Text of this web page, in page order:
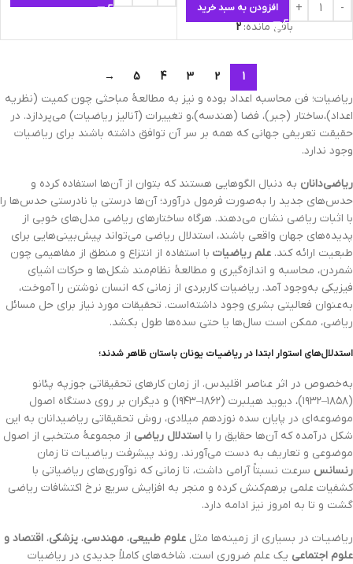
افزودن به سبد خرید
باقی مانده:2
1
2
3
4
5
→
ریاضیات؛ فن محاسبه اعداد بوده و نیز به مطالعهٔ مباحثی چون کمیت (نظریه
اعداد)،ساختار (جبر)، فضا (هندسه)،و تغییرات (آنالیز ریاضیات) می‌پردازد. در
حقیقت تعریفی جهانی که همه بر سر آن توافق داشته باشند برای ریاضیات
وجود ندارد.
ریاضی‌دانان به دنبال الگوهایی هستند که بتوان از آن‌ها استفاده کرده و
حدس‌های جدید را به‌صورت فرمول درآورد؛ آن‌ها درستی یا نادرستی حدس‌ها را
با اثبات ریاضی نشان می‌دهند. هرگاه ساختارهای ریاضی مدل‌های خوبی از
پدیده‌های جهان واقعی باشند، استدلال ریاضی می‌تواند پیش‌بینی‌هایی برای
طبعیت ارائه کند. علم ریاضیات با استفاده از انتزاع و منطق از مفاهیمی چون
شمردن، محاسبه و اندازه‌گیری و مطالعهٔ نظام‌مند شکل‌ها و حرکات اشیای
فیزیکی به‌وجود آمد. ریاضیات کاربردی از زمانی که انسان نوشتن را آموخت،
به‌عنوان فعالیتی بشری وجود داشته‌است. تحقیقات مورد نیاز برای حل مسائل
ریاضی، ممکن است سال‌ها یا حتی سده‌ها طول بکشد.
استدلال‌های استوار ابتدا در ریاضیـات یونان باستان ظاهر شدند؛
به‌خصوص در اثر عناصر اقلیدس. از زمان کارهای تحقیقاتی جوزپه پئانو
(۱۸۵۸–۱۹۳۲)، دیوید هیلبرت (۱۸۶۲–۱۹۴۳) و دیگران بر روی دستگاه اصول
موضوعه‌ای در پایان سده نوزدهم میلادی، روش تحقیقاتی ریاضیدانان به این
شکل درآمده که آن‌ها حقایق را با استدلال ریاضی از مجموعهٔ منتخبی از اصول
موضوعی و تعاریف به دست می‌آورند. روند پیشرفت ریاضیـات تا زمان
رنسانس سرعت نسبتاً آرامی داشت، تا زمانی که نوآوری‌های ریاضیاتی با
کشفیات علمی برهم‌کنش کرده و منجر به افزایش سریع نرخ اکتشافات ریاضی
گشت و تا به امروز نیز ادامه دارد.
ریاضیـات در بسیاری از زمینه‌ها مثل علوم طبیعی، مهندسی، پزشکی، اقتصاد و
علوم اجتماعی یک علم ضروری است. شاخه‌های کاملاً جدیدی در ریاضیات